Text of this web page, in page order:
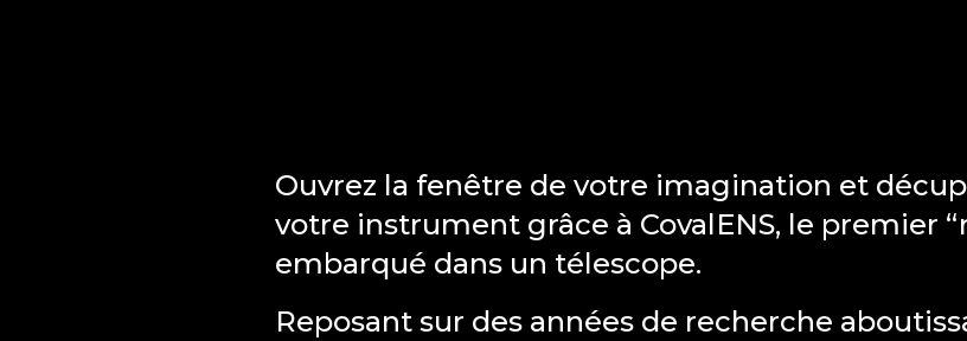
Ouvrez la fenêtre de votre imagination et
votre instrument grâce à CovalENS, le premier
embarqué dans un télescope.
Reposant sur des années de recherche